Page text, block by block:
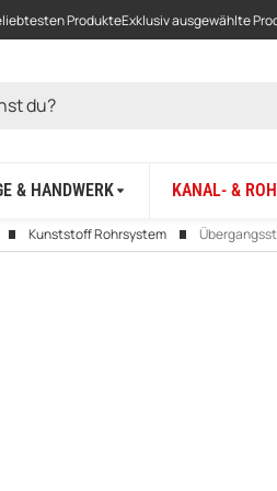
ProdukteExklusiv ausgewählte
& HANDWERK KANAL- &
Kunststoff Rohrsystem